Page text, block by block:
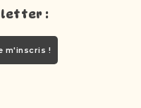
:
m'inscris !